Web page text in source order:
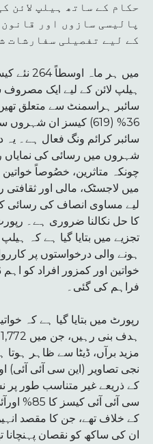
حکام کے ساتھ ہیلپ لائن
پالیسی سازوں اور
کے لیے تفصیلی سفارشات
ہیلپ لائن کے لیے ایک
36% (619) کیسز ان
سائبر کرائم ونگ فعال ہے۔ یہ
شہروں میں رسائی کی نمایاں
چونکہ متاثرین، خصُوصاً
میں لاجسٹک، مالی اور
لیے مساوی انصاف کی رسائی کو
کا حل نکالنا ضروری ہے۔
ہونے والی درخواستوں پر
خواتین اور کمزور افراد کو
فراہم کی گئی۔
رپورٹ میں بتایا گیا ہے کہ
مزید برآں، ڈیٹا سے ظاہر ہوتا
نجی تصاویر (این سی آئی آئی)
کے ذریعے غیر متناسب طور پر
کے خلاف تھے، جن کا مقصد
ان کی ساکھ کو نقصان پہنچانا